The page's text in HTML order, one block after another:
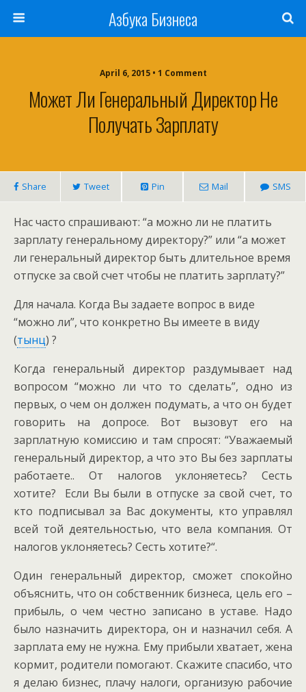
Азбука Бизнеса
April 6, 2015 • 1 Comment
Может Ли Генеральный Директор Не
Получать Зарплату
Share Tweet Pin Mail SMS
Нас часто спрашивают: “а можно ли не платить
зарплату генеральному директору?” или “а может
ли генеральный директор быть длительное время
отпуске за свой счет чтобы не платить зарплату?”
Для начала. Когда Вы задаете вопрос в виде
“можно ли”, что конкретно Вы имеете в виду
(тынц) ?
Когда генеральный директор раздумывает над
вопросом “можно ли что то сделать”, одно из
первых, о чем он должен подумать, а что он будет
говорить на допросе. Вот вызовут его на
зарплатную комиссию и там спросят: “Уважаемый
генеральный директор, а что это Вы без зарплаты
работаете.. От налогов уклоняетесь? Сесть
хотите? Если Вы были в отпуске за свой счет, то
кто подписывал за Вас документы, кто управлял
всей той деятельностью, что вела компания. От
налогов уклоняетесь? Сесть хотите?“.
Один генеральный директор, сможет спокойно
объяснить, что он собственник бизнеса, цель его –
прибыль, о чем честно записано в уставе. Надо
было назначить директора, он и назначил себя. А
зарплата ему не нужна. Ему прибыли хватает, жена
кормит, родители помогают. Скажите спасибо, что
я делаю бизнес, плачу налоги, организую рабочие